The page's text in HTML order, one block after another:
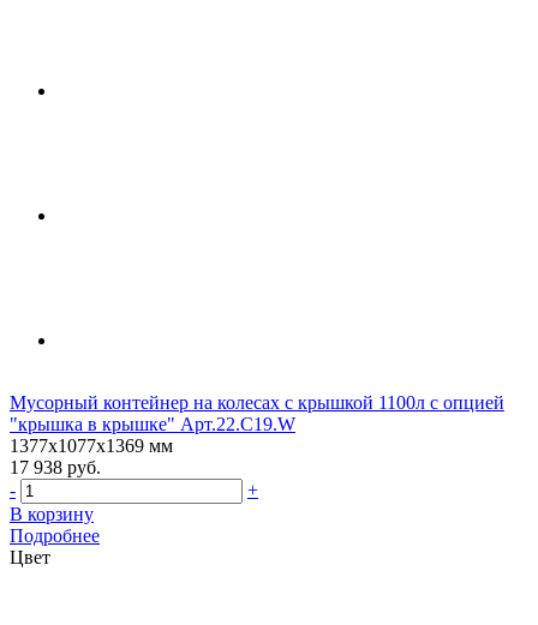
Мусорный контейнер на колесах с крышкой 1100л с опцией
"крышка в крышке" Арт.22.C19.W
1377х1077х1369 мм
17 938 руб.
-
+
В корзину
Подробнее
Цвет